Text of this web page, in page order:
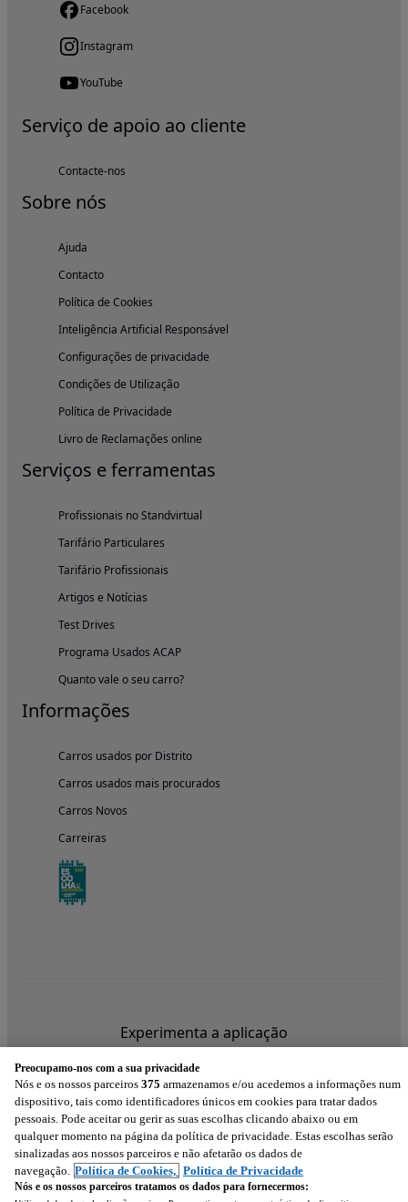
Facebook
Instagram
YouTube
Serviço de apoio ao cliente
Contacte-nos
Sobre nós
Ajuda
Contacto
Política de Cookies
Inteligência Artificial Responsável
Configurações de privacidade
Condições de Utilização
Política de Privacidade
Livro de Reclamações online
Serviços e ferramentas
Profissionais no Standvirtual
Tarifário Particulares
Tarifário Profissionais
Artigos e Notícias
Test Drives
Programa Usados ACAP
Quanto vale o seu carro?
Informações
Carros usados por Distrito
Carros usados mais procurados
Carros Novos
Carreiras
Experimenta a aplicação
Preocupamo-nos com a sua privacidade
Nós e os nossos parceiros 375 armazenamos e/ou acedemos a informações num
dispositivo, tais como identificadores únicos em cookies para tratar dados
pessoais. Pode aceitar ou gerir as suas escolhas clicando abaixo ou em
qualquer momento na página da política de privacidade. Estas escolhas serão
sinalizadas aos nossos parceiros e não afetarão os dados de
navegação. Política de Cookies, Política de Privacidade
Nós e os nossos parceiros tratamos os dados para fornecermos: